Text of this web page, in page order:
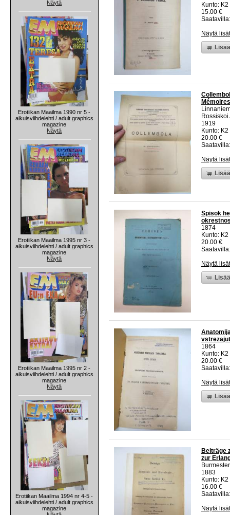
Näytä
Erotiikan Maailma 1990 nr 5 -
aikuisviihdelehti / adult graphics
magazine
Näytä
Erotiikan Maailma 1995 nr 3 -
aikuisviihdelehti / adult graphics
magazine
Näytä
Erotiikan Maailma 1995 nr 2 -
aikuisviihdelehti / adult graphics
magazine
Näytä
Erotiikan Maailma 1994 nr 4-5 -
aikuisviihdelehti / adult graphics
magazine
Kunto:
15.00 €
Näytä
1919
Kunto:
20.00 €
Näytä
Spisok
1874
Kunto:
20.00 €
Näytä
1864
Kunto:
20.00 €
Näytä
Beiträge
zur
Burmester
1883
Kunto:
16.00 €
Näytä